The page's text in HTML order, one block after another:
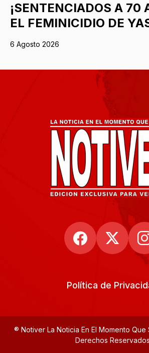
¡SENTENCIADOS A 70
EL FEMINICIDIO DE
6 Agosto 2026
Política de
® Notiver La Noticia En El Momento
Derechos Reservados